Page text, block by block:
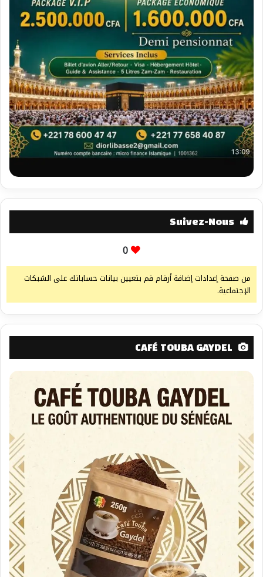
Suivez-Nous
0
من صفحة إعدادات إضافة أرقام قم بتعيين بيانات حساباتك على الشبكات
الإجتماعية.
CAFÉ TOUBA GAYDEL